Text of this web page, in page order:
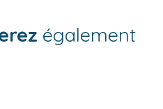
également